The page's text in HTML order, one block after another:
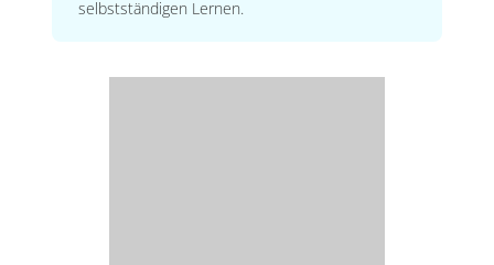
selbstständigen Lernen.